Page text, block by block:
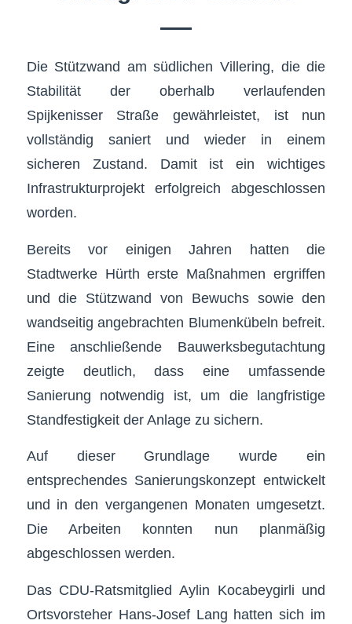
Die Stützwand am südlichen Villering, die die
Stabilität der oberhalb verlaufenden
Spijkenisser Straße gewährleistet, ist nun
vollständig saniert und wieder in einem
sicheren Zustand. Damit ist ein wichtiges
Infrastrukturprojekt erfolgreich abgeschlossen
worden.
Bereits vor einigen Jahren hatten die
Stadtwerke Hürth erste Maßnahmen ergriffen
und die Stützwand von Bewuchs sowie den
wandseitig angebrachten Blumenkübeln befreit.
Eine anschließende Bauwerksbegutachtung
zeigte deutlich, dass eine umfassende
Sanierung notwendig ist, um die langfristige
Standfestigkeit der Anlage zu sichern.
Auf dieser Grundlage wurde ein
entsprechendes Sanierungskonzept entwickelt
und in den vergangenen Monaten umgesetzt.
Die Arbeiten konnten nun planmäßig
abgeschlossen werden.
Das CDU-Ratsmitglied Aylin Kocabeygirli und
Ortsvorsteher Hans-Josef Lang hatten sich im